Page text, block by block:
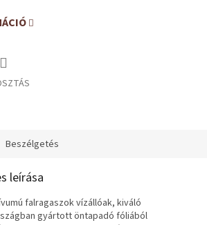
Beszélgetés
leírása
falragaszok vízállóak, kiváló
gyártott öntapadó fóliából